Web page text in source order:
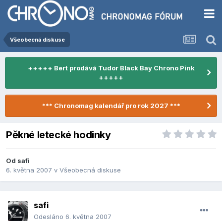
Všeobecná diskuse
+++++ Bert prodává Tudor Black Bay Chrono Pink
+++++
*** Chronomag kalendář pro rok 2027 ***
Pěkné letecké hodinky
Od safi
6. května 2007 v Všeobecná diskuse
safi
Odesláno 6. května 2007